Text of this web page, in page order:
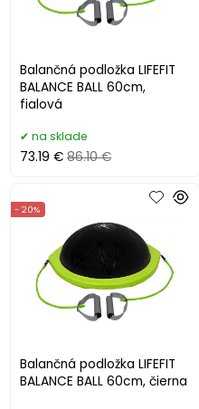
Balančná podložka LIFEFIT
BALANCE BALL 60cm,
fialová
na sklade
73.19 € 86.10 €
Balančná podložka LIFEFIT
BALANCE BALL 60cm, čierna
- 20%